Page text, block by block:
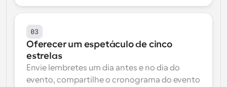
03
Oferecer um espetáculo de cinco
estrelas
Envie lembretes um dia antes e no dia do
evento, compartilhe o cronograma do evento